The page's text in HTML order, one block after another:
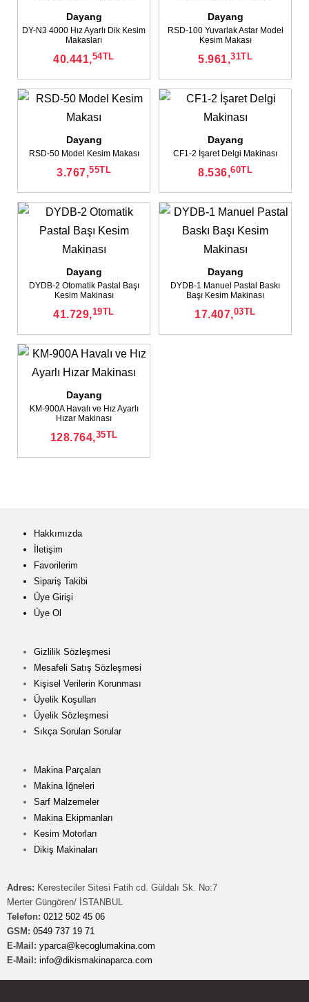
Dayang
DY-N3 4000 Hız Ayarlı Dik Kesim
Makasları
40.441,54TL
Dayang
RSD-100 Yuvarlak Astar Model
Kesim Makası
5.961,31TL
Dayang
RSD-50 Model Kesim Makası
3.767,55TL
Dayang
CF1-2 İşaret Delgi Makinası
8.536,60TL
Dayang
DYDB-2 Otomatik Pastal Başı
Kesim Makinası
41.729,19TL
Dayang
DYDB-1 Manuel Pastal Baskı
Başı Kesim Makinası
17.407,03TL
Dayang
KM-900A Havalı ve Hız Ayarlı
Hızar Makinası
128.764,35TL
Hakkımızda
İletişim
Favorilerim
Sipariş Takibi
Üye Girişi
Üye Ol
Gizlilik Sözleşmesi
Mesafeli Satış Sözleşmesi
Kişisel Verilerin Korunması
Üyelik Koşulları
Üyelik Sözleşmesi
Sıkça Sorulan Sorular
Makina Parçaları
Makina İğneleri
Sarf Malzemeler
Makina Ekipmanları
Kesim Motorları
Dikiş Makinaları
Adres: Keresteciler Sitesi Fatih cd. Güldalı Sk. No:7
Merter Güngören/ İSTANBUL
Telefon: 0212 502 45 06
GSM: 0549 737 19 71
E-Mail: yparca@kecoglumakina.com
E-Mail: info@dikismakinaparca.com